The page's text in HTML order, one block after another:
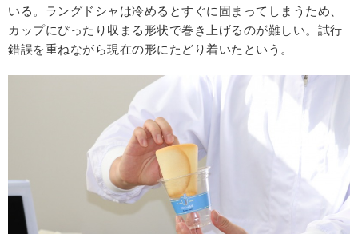
いる。ラングドシャは冷めるとすぐに固まってしまうため、
カップにぴったり収まる形状で巻き上げるのが難しい。試行
錯誤を重ねながら現在の形にたどり着いたという。